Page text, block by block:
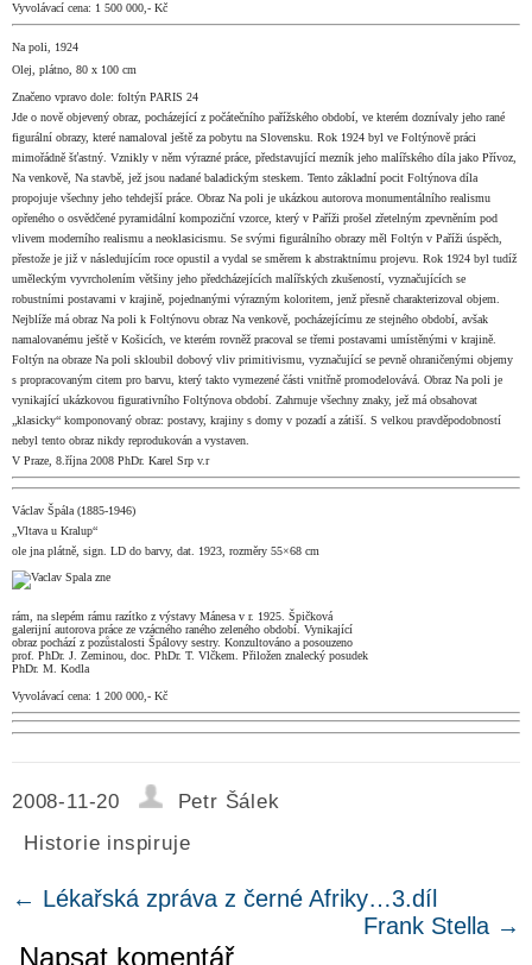
Vyvolávací cena: 1 500 000,- Kč
Na poli, 1924
Olej, plátno, 80 x 100 cm
Značeno vpravo dole: foltýn PARIS 24
Jde o nově objevený obraz, pocházející z počátečního pařížského období, ve kterém doznívaly jeho rané
figurální obrazy, které namaloval ještě za pobytu na Slovensku. Rok 1924 byl ve Foltýnově práci
mimořádně šťastný. Vznikly v něm výrazné práce, představující mezník jeho malířského díla jako Přívoz,
Na venkově, Na stavbě, jež jsou nadané baladickým steskem. Tento základní pocit Foltýnova díla
propojuje všechny jeho tehdejší práce. Obraz Na poli je ukázkou autorova monumentálního realismu
opřeného o osvědčené pyramidální kompoziční vzorce, který v Paříži prošel zřetelným zpevněním pod
vlivem moderního realismu a neoklasicismu. Se svými figurálního obrazy měl Foltýn v Paříži úspěch,
přestože je již v následujícím roce opustil a vydal se směrem k abstraktnímu projevu. Rok 1924 byl tudíž
uměleckým vyvrcholením většiny jeho předcházejících malířských zkušeností, vyznačujících se
robustními postavami v krajině, pojednanými výrazným koloritem, jenž přesně charakterizoval objem.
Nejblíže má obraz Na poli k Foltýnovu obraz Na venkově, pocházejícímu ze stejného období, avšak
namalovanému ještě v Košicích, ve kterém rovněž pracoval se třemi postavami umístěnými v krajině.
Foltýn na obraze Na poli skloubil dobový vliv primitivismu, vyznačující se pevně ohraničenými objemy
s propracovaným citem pro barvu, který takto vymezené části vnitřně promodelovává. Obraz Na poli je
vynikající ukázkovou figurativního Foltýnova období. Zahrnuje všechny znaky, jež má obsahovat
„klasicky“ komponovaný obraz: postavy, krajiny s domy v pozadí a zátiší. S velkou pravděpodobností
nebyl tento obraz nikdy reprodukován a vystaven.
V Praze, 8.října 2008 PhDr. Karel Srp v.r
Václav Špála (1885-1946)
„Vltava u Kralup“
ole jna plátně, sign. LD do barvy, dat. 1923, rozměry 55×68 cm
rám, na slepém rámu razítko z výstavy Mánesa v r. 1925. Špičková
galerijní autorova práce ze vzácného raného zeleného období. Vynikající
obraz pochází z pozůstalosti Špálovy sestry. Konzultováno a posouzeno
prof. PhDr. J. Zeminou, doc. PhDr. T. Vlčkem. Přiložen znalecký posudek
PhDr. M. Kodla
Vyvolávací cena: 1 200 000,- Kč
2008-11-20
Petr Šálek
Historie inspiruje
← Lékařská zpráva z černé Afriky…3.díl
Frank Stella →
Napsat komentář